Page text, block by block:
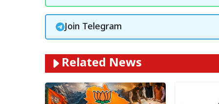
Join Telegram
Related News